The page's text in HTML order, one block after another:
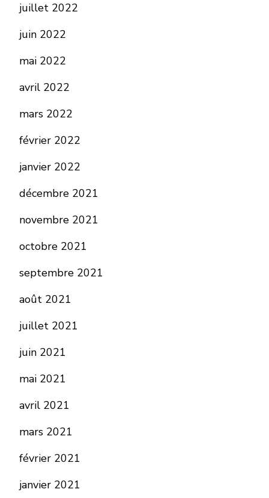
juillet 2022
juin 2022
mai 2022
avril 2022
mars 2022
février 2022
janvier 2022
décembre 2021
novembre 2021
octobre 2021
septembre 2021
août 2021
juillet 2021
juin 2021
mai 2021
avril 2021
mars 2021
février 2021
janvier 2021